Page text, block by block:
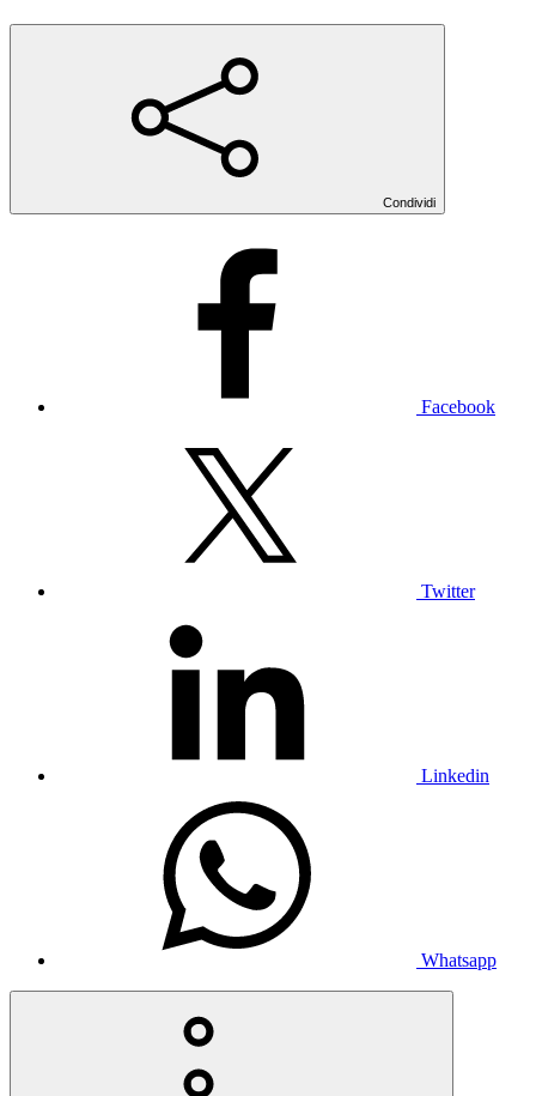
Condividi
Facebook
Twitter
Linkedin
Whatsapp